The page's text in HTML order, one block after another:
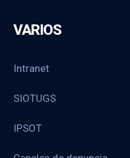
VARIOS
Intranet
SIOTUGS
IPSOT